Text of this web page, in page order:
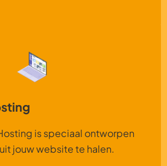
is speciaal ontworpen
jouw website te halen.